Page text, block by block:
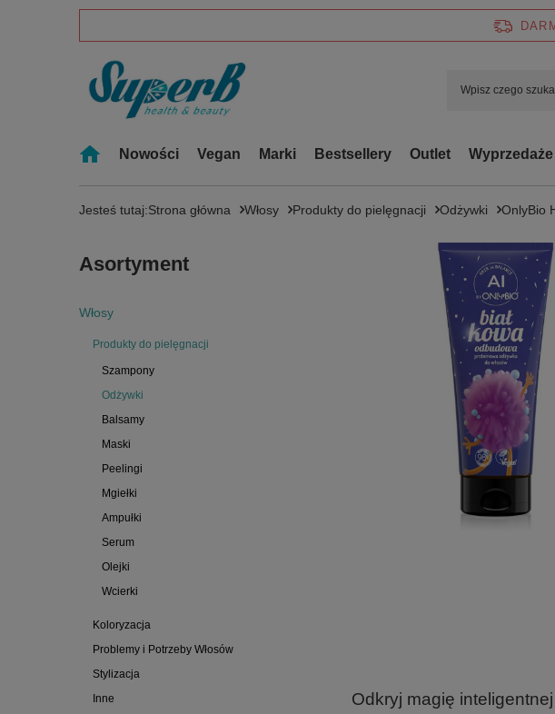
Nowości Vegan Marki Bestsellery Outlet Wyprzedaże
Jesteś tutaj:Strona główna Włosy Produkty do pielęgnacji Odżywki OnlyBio
Asortyment
Włosy
Produkty do pielęgnacji
Szampony
Odżywki
Balsamy
Maski
Peelingi
Mgiełki
Ampułki
Serum
Olejki
Wcierki
Koloryzacja
Problemy i Potrzeby Włosów
Stylizacja
Inne
Odkryj magię